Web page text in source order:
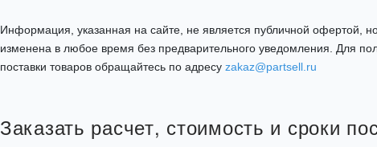
Информация, указанная на сайте, не является публичной офертой,
изменена в любое время без предварительного уведомления. Для
поставки товаров обращайтесь по адресу zakaz@partsell.ru
Заказать расчет, стоимость и сроки